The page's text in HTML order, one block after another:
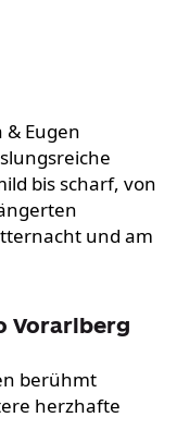
& Eugen
bis scharf, von
und am
Vorarlberg
berühmt
herzhafte